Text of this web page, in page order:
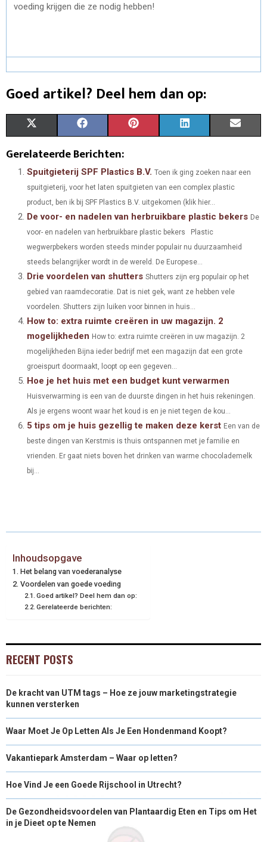
voeding krijgen die ze nodig hebben!
Goed artikel? Deel hem dan op:
A
R
O
T
W
T
E
R
)
A
R
O
C
E
B
O
K
A
R
O
N
T
E
R
S
T
R
O
K
E
D
N
Gerelateerde Berichten:
Spuitgieterij SPF Plastics B.V. Toen ik ging zoeken naar een
spuitgieterij, voor het laten spuitgieten van een complex plastic
product, ben ik bij SPF Plastics B.V. uitgekomen (klik hier...
De voor- en nadelen van herbruikbare plastic bekers De
voor- en nadelen van herbruikbare plastic bekers Plastic
wegwerpbekers worden steeds minder populair nu duurzaamheid
steeds belangrijker wordt in de wereld. De Europese...
Drie voordelen van shutters Shutters zijn erg populair op het
gebied van raamdecoratie. Dat is niet gek, want ze hebben vele
voordelen. Shutters zijn luiken voor binnen in huis...
How to: extra ruimte creëren in uw magazijn. 2
mogelijkheden How to: extra ruimte creëren in uw magazijn. 2
mogelijkheden Bijna ieder bedrijf met een magazijn dat een grote
groeispurt doormaakt, loopt op een gegeven...
Hoe je het huis met een budget kunt verwarmen
Huisverwarming is een van de duurste dingen in het huis rekeningen.
Als je ergens woont waar het koud is en je niet tegen de kou...
5 tips om je huis gezellig te maken deze kerst Een van de
beste dingen van Kerstmis is thuis ontspannen met je familie en
vrienden. Er gaat niets boven het drinken van warme chocolademelk
bij...
Inhoudsopgave
Het belang van voederanalyse
Voordelen van goede voeding
Goed artikel? Deel hem dan op:
Gerelateerde berichten:
RECENT POSTS
De kracht van UTM tags – Hoe ze jouw marketingstrategie
kunnen versterken
Waar Moet Je Op Letten Als Je Een Hondenmand Koopt?
Vakantiepark Amsterdam – Waar op letten?
Hoe Vind Je een Goede Rijschool in Utrecht?
De Gezondheidsvoordelen van Plantaardig Eten en Tips om Het
in je Dieet op te Nemen